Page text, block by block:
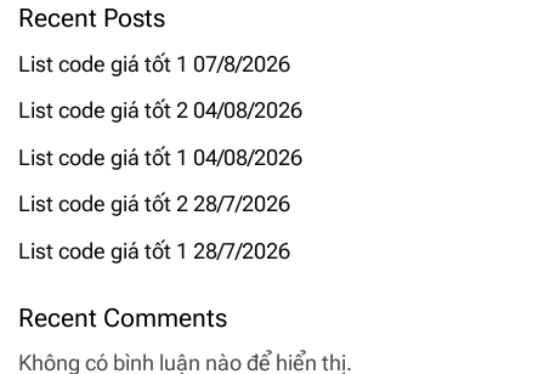
Recent Posts
List code giá tốt 1 07/8/2026
List code giá tốt 2 04/08/2026
List code giá tốt 1 04/08/2026
List code giá tốt 2 28/7/2026
List code giá tốt 1 28/7/2026
Recent Comments
Không có bình luận nào để hiển thị.